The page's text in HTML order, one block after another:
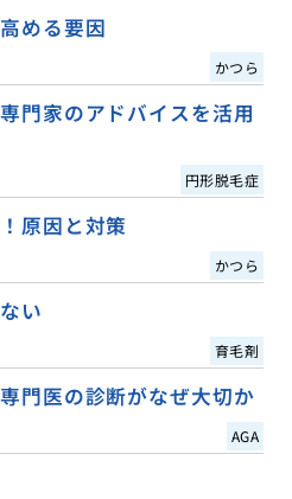
める要因
かつら
門家のアドバイスを活用
円形脱毛症
原因と対策
かつら
い
育毛剤
門医の診断がなぜ大切か
AGA